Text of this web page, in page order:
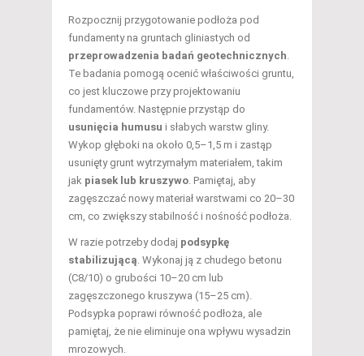
Rozpocznij przygotowanie podłoża pod
fundamenty na gruntach gliniastych od
przeprowadzenia badań geotechnicznych
Te badania pomogą ocenić właściwości gruntu,
co jest kluczowe przy projektowaniu
fundamentów. Następnie przystąp do
usunięcia humusu i słabych warstw gliny.
Wykop głęboki na około 0,5–1,5 m i zastąp
usunięty grunt wytrzymałym materiałem, takim
jak piasek lub kruszywo . Pamiętaj, aby
zagęszczać nowy materiał warstwami co 20–30
cm, co zwiększy stabilność i nośność podłoża.
W razie potrzeby dodaj podsypkę
stabilizującą . Wykonaj ją z chudego betonu
(C8/10) o grubości 10–20 cm lub
zagęszczonego kruszywa (15–25 cm).
Podsypka poprawi równość podłoża, ale
pamiętaj, że nie eliminuje ona wpływu wysadzin
mrozowych.